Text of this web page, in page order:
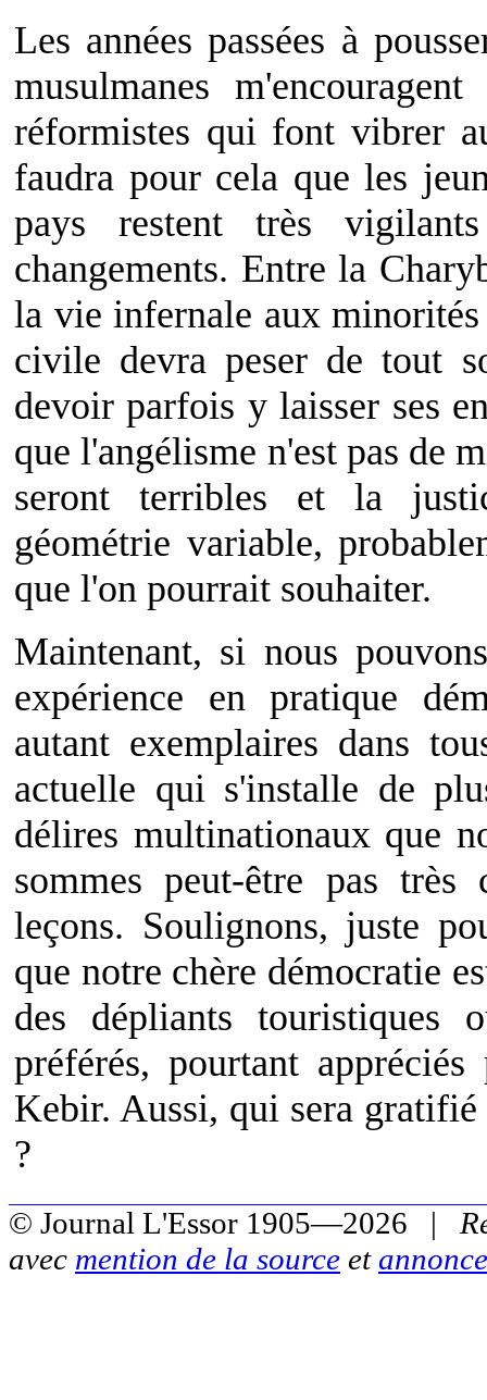
Les années passées à
musulmanes
réformistes qui font vibrer
faudra pour cela que les
pays restent très
changements. Entre la
la vie infernale aux
civile devra peser de tout
devoir parfois y laisser ses
que l'angélisme n'est pas de
seront terribles et la
géométrie variable,
que l'on pourrait souhaiter.
Maintenant, si nous
expérience en pratique
autant exemplaires dans
actuelle qui s'installe de
délires multinationaux que
sommes peut-être pas très
leçons. Soulignons, juste
que notre chère démocratie
des dépliants
préférés, pourtant
Kebir. Aussi, qui sera
?
© Journal L'Essor 1905—2026 |
avec mention de la source et